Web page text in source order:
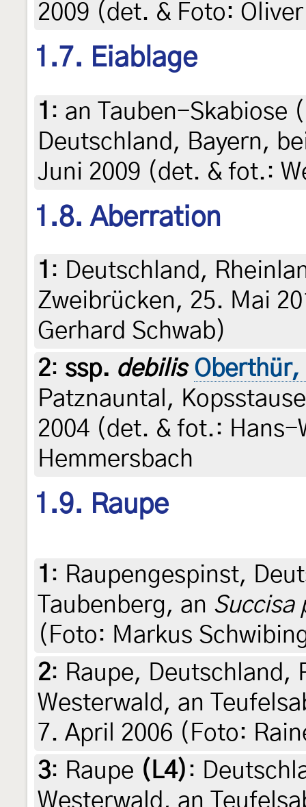
2009 (det. & Foto:
1.7. Eiablage
1 : an Tauben-Skabiose (
Deutschland, Bayern,
Juni 2009 (det. & fot.:
1.8. Aberration
1 : Deutschland,
Zweibrücken, 25. Mai
Gerhard Schwab)
2: ssp. debilis Oberthür,
Patznauntal,
2004 (det. & fot.:
Hemmersbach
1.9. Raupe
1 : Raupengespinst,
Taubenberg, an Succisa
(Foto: Markus
2: Raupe,
Westerwald, an
7. April 2006 (Foto:
3: Raupe (L4) :
Westerwald, an